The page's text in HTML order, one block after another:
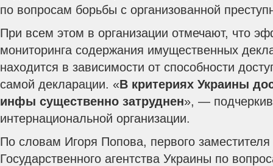
по вопросам борьбы с организованной
При всем этом в организации отмечают, что
мониторинга содержания имущественных
находится в зависимости от способности
самой декларации. «В критериях Украины
инфы существенно затруднен», —
интернациональной организации.
По словам Игоря Попова, первого
Государственного агентства Украины по